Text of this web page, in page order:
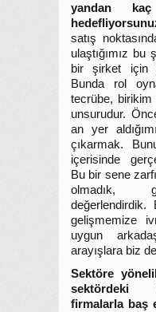
yandan
satış
ulaştığımız bu
bir şirket için
Bunda rol
tecrübe, birikim
unsurudur.
an yer
çıkarmak.
içerisinde
Bu bir sene
olmadık,
değerlendirdik.
gelişmemize
uygun
arayışlara biz
Sektöre
sektördeki
firmalarla baş